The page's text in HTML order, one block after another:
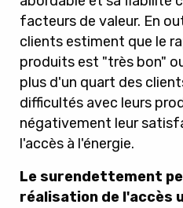
facteurs de valeur. En
clients estiment que le
produits est "très bon"
plus d'un quart des
difficultés avec leurs
négativement leur
l'accès à l'énergie.
Le surendettement
réalisation de l'accès